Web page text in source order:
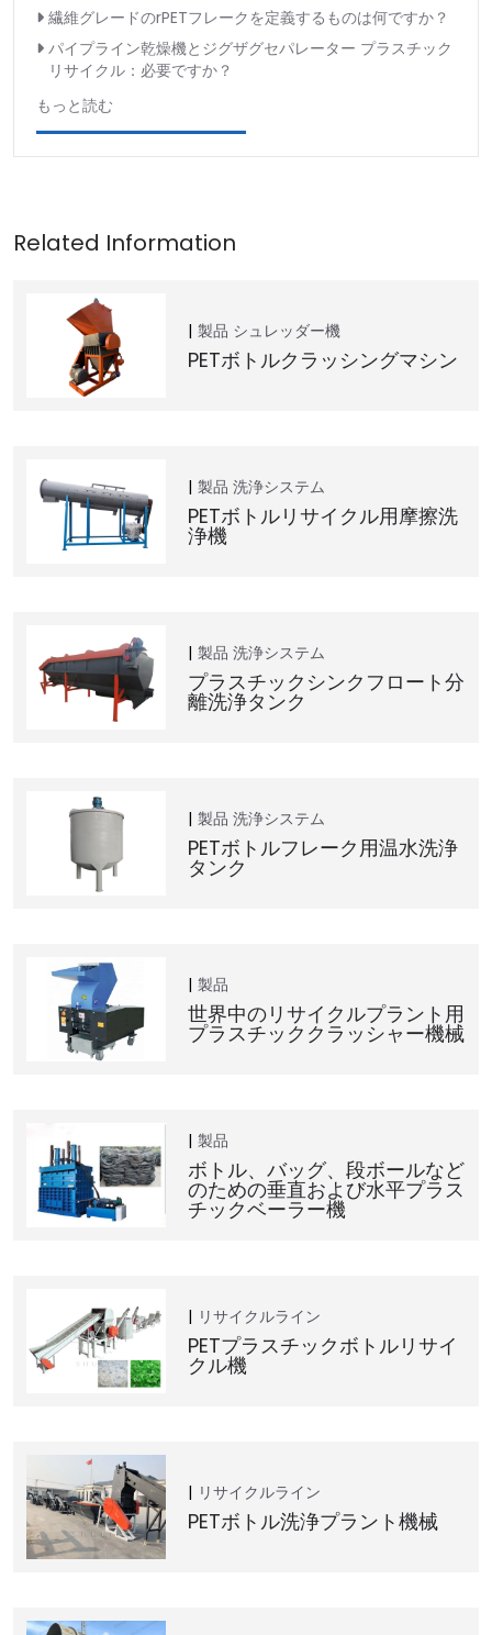
繊維グレードのrPETフレークを定義するものは何ですか？
パイプライン乾燥機とジグザグセパレーター プラスチック
リサイクル：必要ですか？
もっと読む
製品 シュレッダー機
PETボトルクラッシングマシン
製品 洗浄システム
PETボトルリサイクル用摩擦洗
浄機
製品 洗浄システム
プラスチックシンクフロート分
離洗浄タンク
製品 洗浄システム
PETボトルフレーク用温水洗浄
タンク
製品
世界中のリサイクルプラント用
プラスチッククラッシャー機械
製品
ボトル、バッグ、段ボールなど
のための垂直および水平プラス
チックベーラー機
リサイクルライン
PETプラスチックボトルリサイ
クル機
リサイクルライン
PETボトル洗浄プラント機械